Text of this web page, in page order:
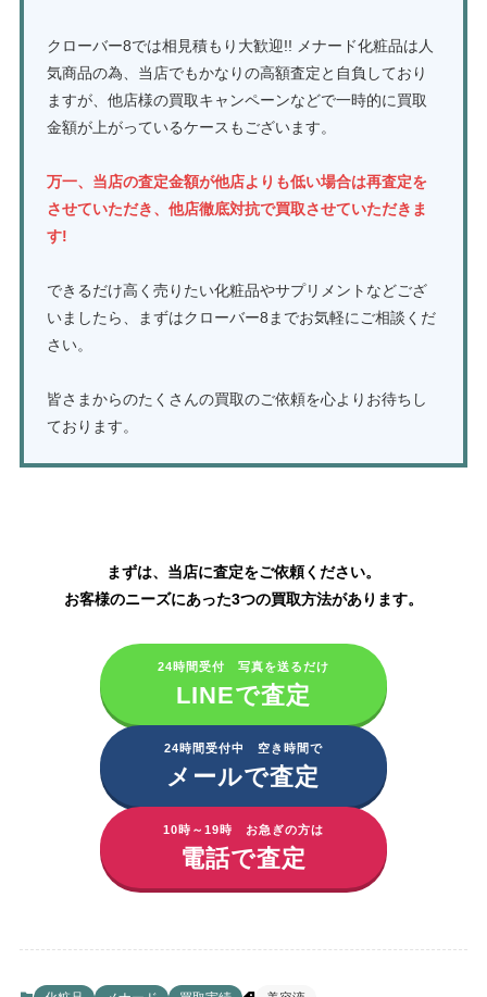
クローバー8では相見積もり大歓迎!! メナード化粧品は人
気商品の為、当店でもかなりの高額査定と自負しており
ますが、他店様の買取キャンペーンなどで一時的に買取
金額が上がっているケースもございます。
万一、当店の査定金額が他店よりも低い場合は再査定を
させていただき、他店徹底対抗で買取させていただきま
す!
できるだけ高く売りたい化粧品やサプリメントなどござ
いましたら、まずはクローバー8までお気軽にご相談くだ
さい。
皆さまからのたくさんの買取のご依頼を心よりお待ちし
ております。
まずは、当店に査定をご依頼ください。
お客様のニーズにあった3つの買取方法があります。
24時間受付 写真を送るだけ
LINEで査定
24時間受付中 空き時間で
メールで査定
10時～19時 お急ぎの方は
電話で査定